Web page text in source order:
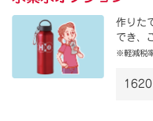
作りた
でき、
※軽減税
1620